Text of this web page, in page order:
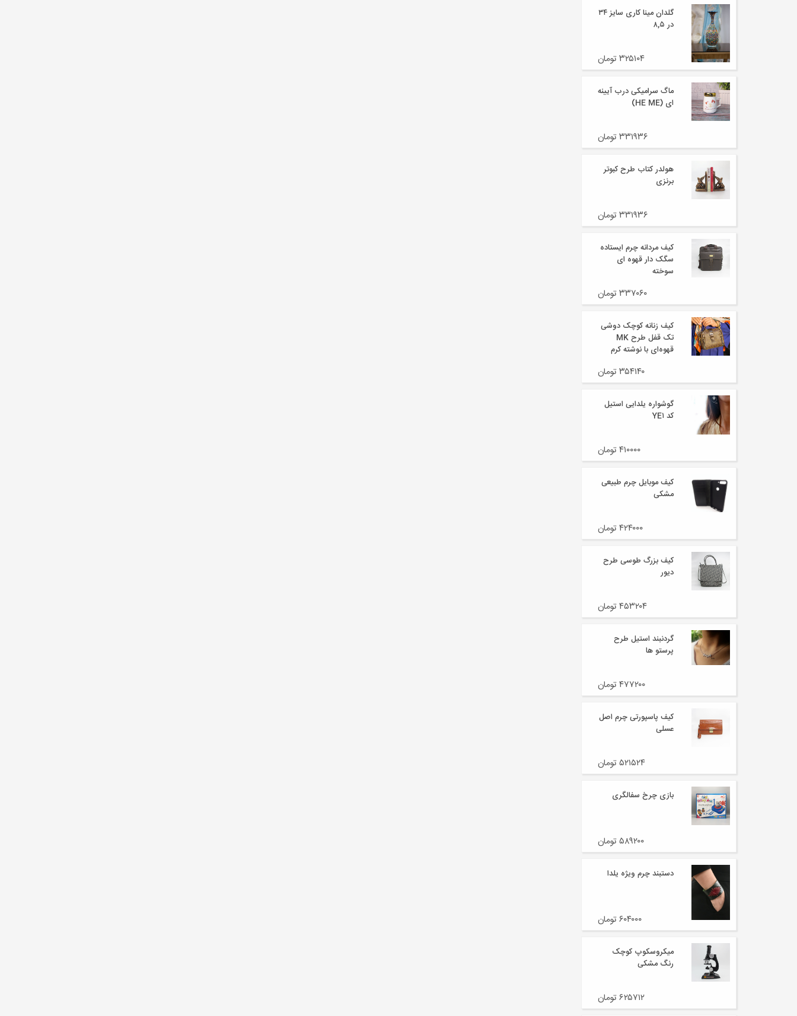
گلدان مینا کاری سایز ۳۴
در ۸,۵
۳۲۵۱۰۴ تومان
ماگ سرامیکی درب آیینه
ای (HE ME)
۳۳۱۹۳۶ تومان
هولدر کتاب طرح کبوتر
برنزی
۳۳۱۹۳۶ تومان
کیف مردانه چرم ایستاده
سگک دار قهوه ای
سوخته
۳۳۷۰۶۰ تومان
کیف زنانه کوچک دوشی
تک قفل طرح MK
قهوه‌ای با نوشته کرم
۳۵۴۱۴۰ تومان
گوشواره یلدایی استیل
کد YE۱
۴۱۰۰۰۰ تومان
کیف موبایل چرم طبیعی
مشکی
۴۲۴۰۰۰ تومان
کیف بزرگ طوسی طرح
دیور
۴۵۳۲۰۴ تومان
گردنبند استیل طرح
پرستو ها
۴۷۷۲۰۰ تومان
کیف پاسپورتی چرم اصل
عسلی
۵۲۱۵۲۴ تومان
بازی چرخ سفالگری
۵۸۹۲۰۰ تومان
دستبند چرم ویژه یلدا
۶۰۴۰۰۰ تومان
میکروسکوپ کوچک
رنگ مشکی
۶۲۵۷۱۲ تومان